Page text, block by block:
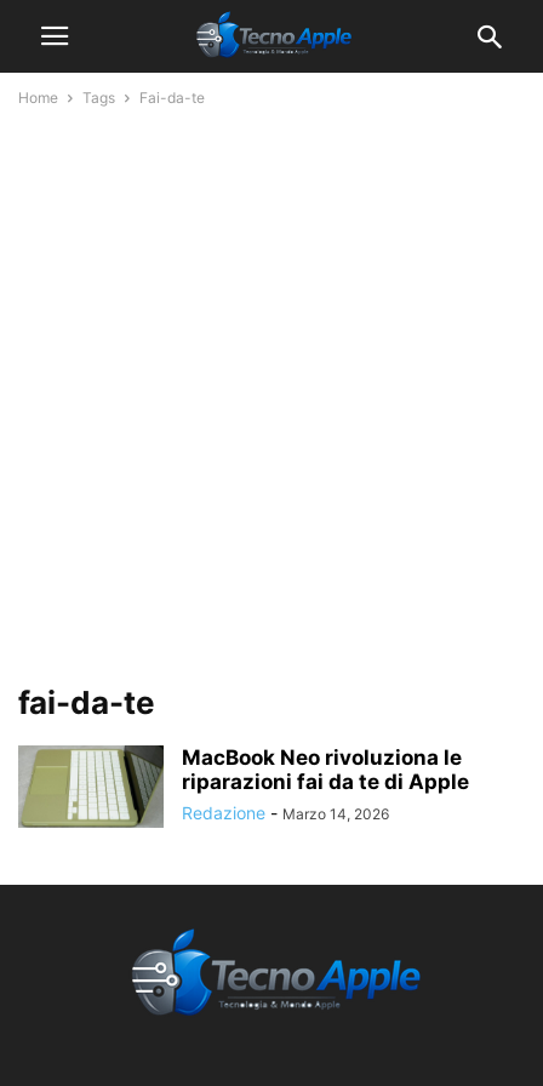
Home Tags Fai-da-te
fai-da-te
MacBook Neo rivoluziona le
riparazioni fai da te di Apple
Redazione - Marzo 14, 2026